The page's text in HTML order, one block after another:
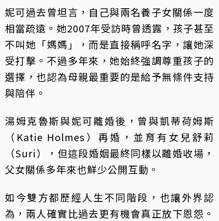
妮可過去曾坦言，自己與兩名養子女關係一度
相當疏遠。她2007年受訪時曾透露，孩子甚至
不叫她「媽媽」，而是直接稱呼名字，讓她深
受打擊。不過多年來，她始終強調尊重孩子的
選擇，也認為母親最重要的是給予無條件支持
與陪伴。
湯姆克魯斯與妮可離婚後，曾與凱蒂荷姆斯
（Katie Holmes）再婚，並育有女兒舒莉
（Suri），但這段婚姻最終同樣以離婚收場，
父女關係多年來也鮮少公開互動。
如今雙方都歷經人生不同階段，也讓外界認
為，兩人確實比過去更有機會真正放下恩怨。